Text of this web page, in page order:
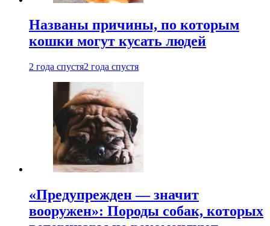
Названы причины, по которым
кошки могут кусать людей
2 года спустя2 года спустя
«Предупрежден — значит
вооружен»: Породы собак, которых